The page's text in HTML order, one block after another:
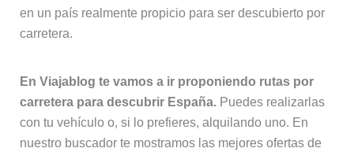
en un país realmente propicio para ser descubierto por
carretera.
En Viajablog te vamos a ir proponiendo rutas por
carretera para descubrir España. Puedes realizarlas
con tu vehículo o, si lo prefieres, alquilando uno. En
nuestro buscador te mostramos las mejores ofertas de